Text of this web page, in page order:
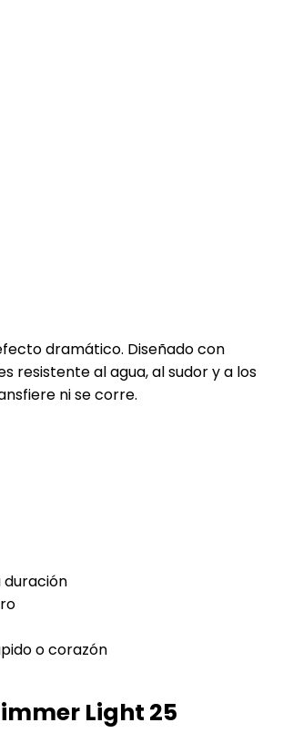
dramático. Diseñado con
resistente al agua, al sudor y a los
ni se corre.
duración
o corazón
Light 25